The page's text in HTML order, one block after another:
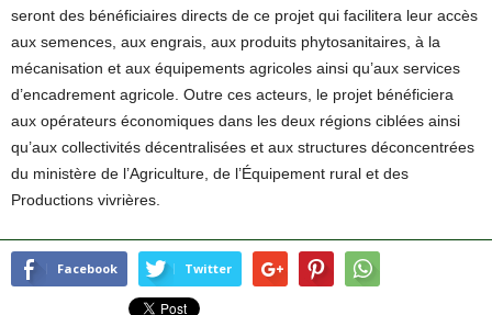
seront des bénéficiaires directs de ce projet qui facilitera leur accès
aux semences, aux engrais, aux produits phytosanitaires, à la
mécanisation et aux équipements agricoles ainsi qu’aux services
d’encadrement agricole. Outre ces acteurs, le projet bénéficiera
aux opérateurs économiques dans les deux régions ciblées ainsi
qu’aux collectivités décentralisées et aux structures déconcentrées
du ministère de l’Agriculture, de l’Équipement rural et des
Productions vivrières.
Facebook Twitter